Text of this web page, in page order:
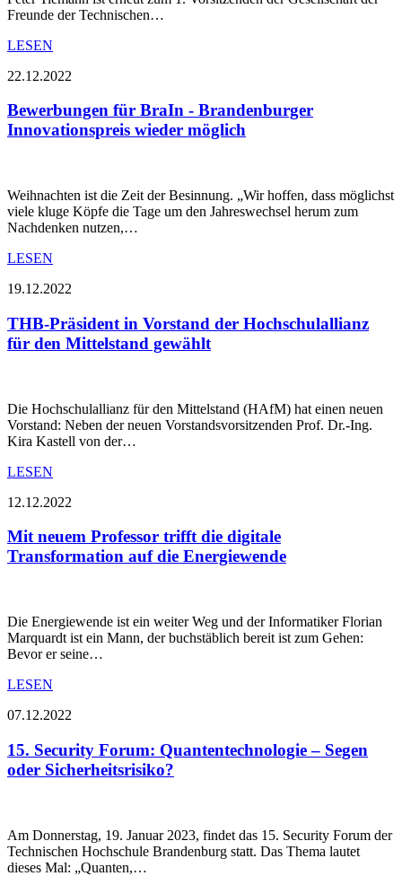
Freunde der Technischen…
LESEN
22.12.2022
Bewerbungen für BraIn - Brandenburger
Innovationspreis wieder möglich
Weihnachten ist die Zeit der Besinnung. „Wir hoffen, dass möglichst
viele kluge Köpfe die Tage um den Jahreswechsel herum zum
Nachdenken nutzen,…
LESEN
19.12.2022
THB-Präsident in Vorstand der Hochschulallianz
für den Mittelstand gewählt
Die Hochschulallianz für den Mittelstand (HAfM) hat einen neuen
Vorstand: Neben der neuen Vorstandsvorsitzenden Prof. Dr.-Ing.
Kira Kastell von der…
LESEN
12.12.2022
Mit neuem Professor trifft die digitale
Transformation auf die Energiewende
Die Energiewende ist ein weiter Weg und der Informatiker Florian
Marquardt ist ein Mann, der buchstäblich bereit ist zum Gehen:
Bevor er seine…
LESEN
07.12.2022
15. Security Forum: Quantentechnologie – Segen
oder Sicherheitsrisiko?
Am Donnerstag, 19. Januar 2023, findet das 15. Security Forum der
Technischen Hochschule Brandenburg statt. Das Thema lautet
dieses Mal: „Quanten,…